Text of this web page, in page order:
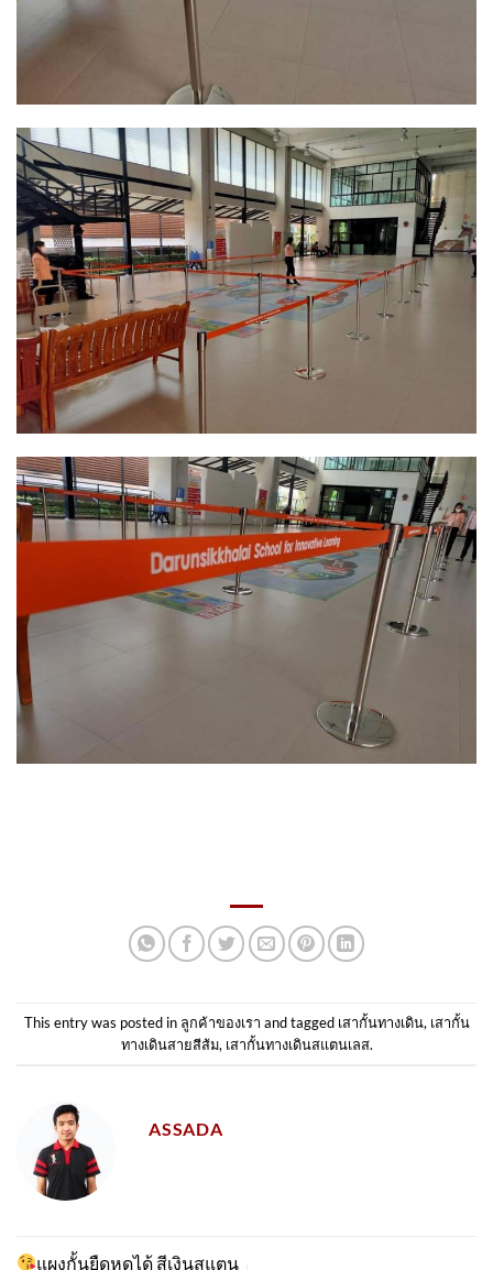
This entry was posted in ลูกค้าของเรา and tagged เสากั้นทางเดิน, เสากั้น
ทางเดินสายสีส้ม, เสากั้นทางเดินสแตนเลส.
ASSADA
แผงกั้นยืดหดได้ สีเงินสแตน